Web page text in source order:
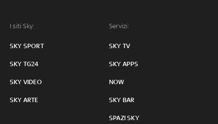
I siti Sky:
SKY SPORT
SKY TG24
SKY VIDEO
SKY ARTE
Servizi:
SKY TV
SKY APPS
NOW
SKY BAR
SPAZI SKY